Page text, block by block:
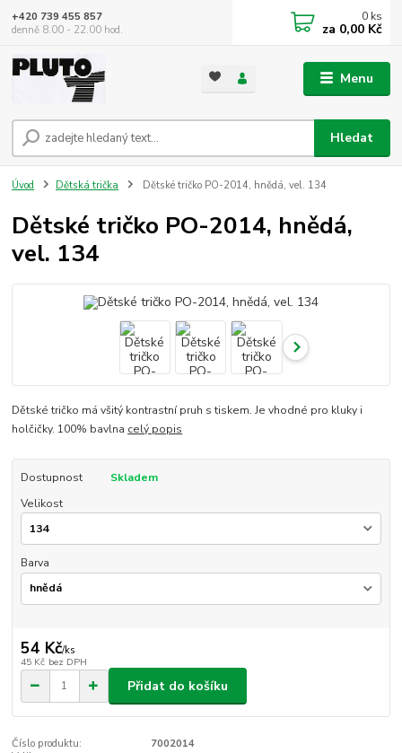
Menu
Hledat
+420 739 455 857
denně 8.00 - 22.00 hod.
0 ks
za 0,00 Kč
Úvod Dětská trička Dětské tričko PO-2014, hnědá, vel. 134
Dětské tričko PO-2014, hnědá,
vel. 134
Dětské tričko má všitý kontrastní pruh s tiskem. Je vhodné pro kluky i
holčičky. 100% bavlna celý popis
Dostupnost
Skladem
Velikost
Barva
54 Kč/ks
45 Kč bez DPH
Přidat do košíku
Číslo produktu:
7002014